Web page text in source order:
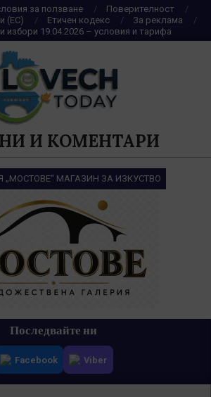
за ползване
Поверителност
(ЕС)
Етичен кодекс
За реклама
избори 19.04.2026 – условия и тарифа
И КОМЕНТАРИ
„МОСТОВЕ“ МАГАЗИН ЗА ИЗКУСТВО
Последвайте ни
Facebook Viber